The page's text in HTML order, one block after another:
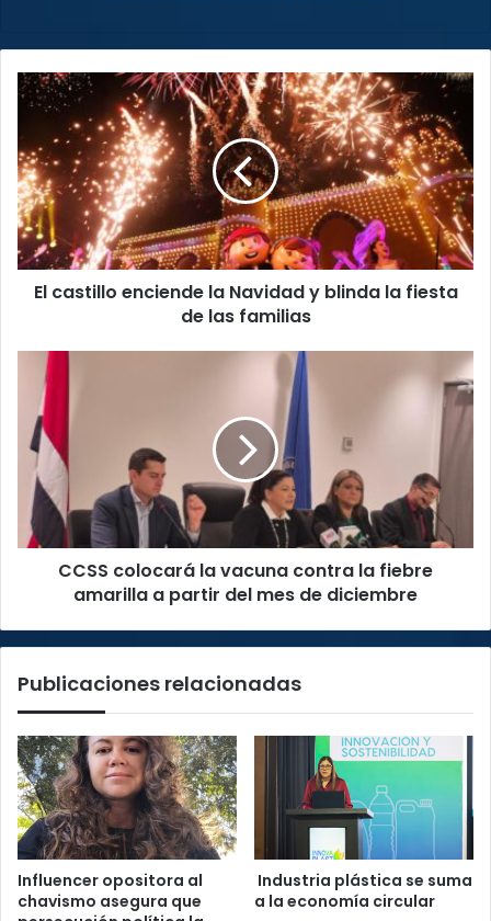
El
castillo
enciende
la
Navidad
y
blinda
la
fiesta
El castillo enciende la Navidad y blinda la fiesta
de las familias
CCSS
colocará
vacuna
contra
fiebre
amarilla
a
CCSS colocará la vacuna contra la fiebre
amarilla a partir del mes de diciembre
Publicaciones relacionadas
Influencer opositora al
chavismo asegura que
Industria plástica se suma
a la economía circular